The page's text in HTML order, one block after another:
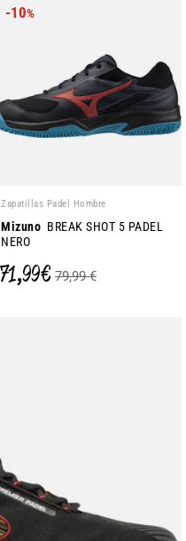
-10%
Zapatillas Padel Hombre
Mizuno BREAK SHOT 5 PADEL
NERO
71,99 € 79,99 €